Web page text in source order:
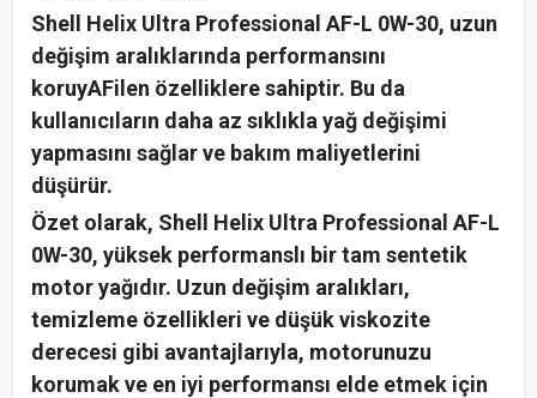
Shell Helix Ultra Professional AF-L 0W-30, uzun
değişim aralıklarında performansını
koruyAFilen özelliklere sahiptir. Bu da
kullanıcıların daha az sıklıkla yağ değişimi
yapmasını sağlar ve bakım maliyetlerini
düşürür.
Özet olarak, Shell Helix Ultra Professional AF-L
0W-30, yüksek performanslı bir tam sentetik
motor yağıdır. Uzun değişim aralıkları,
temizleme özellikleri ve düşük viskozite
derecesi gibi avantajlarıyla, motorunuzu
korumak ve en iyi performansı elde etmek için